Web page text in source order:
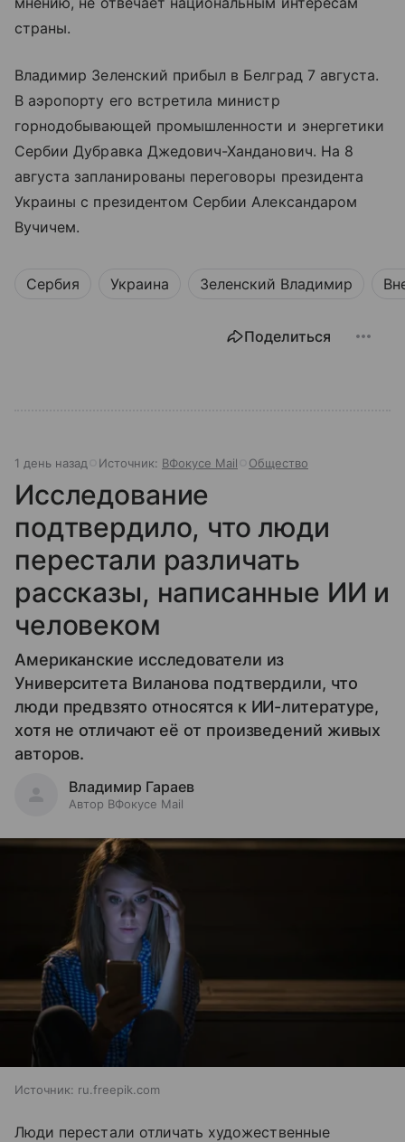
страны.
Владимир Зеленский прибыл в Белград 7 августа.
В аэропорту его встретила министр
горнодобывающей промышленности и энергетики
Сербии Дубравка Джедович-Ханданович. На 8
августа запланированы переговоры президента
Украины с президентом Сербии Александаром
Вучичем.
Сербия Украина Зеленский Владимир
Поделиться
1 день назад Источник: ВФокусе Mail Общество
Исследование
подтвердило, что люди
перестали различать
рассказы, написанные ИИ и
человеком
Американские исследователи из
Университета Виланова подтвердили, что
люди предвзято относятся к ИИ-литературе,
хотя не отличают её от произведений живых
авторов.
Владимир Гараев
Автор ВФокусе Mail
Источник: ru.freepik.com
Люди перестали отличать художественные